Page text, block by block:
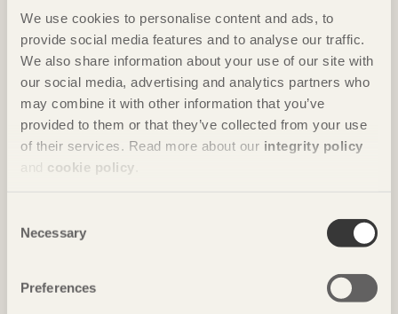
We use cookies to personalise content and ads, to
provide social media features and to analyse our traffic.
We also share information about your use of our site with
our social media, advertising and analytics partners who
may combine it with other information that you’ve
provided to them or that they’ve collected from your use
of their services. Read more about our integrity policy
and cookie policy
Selection
Necessary
Preferences
Foto: Takumi Ota